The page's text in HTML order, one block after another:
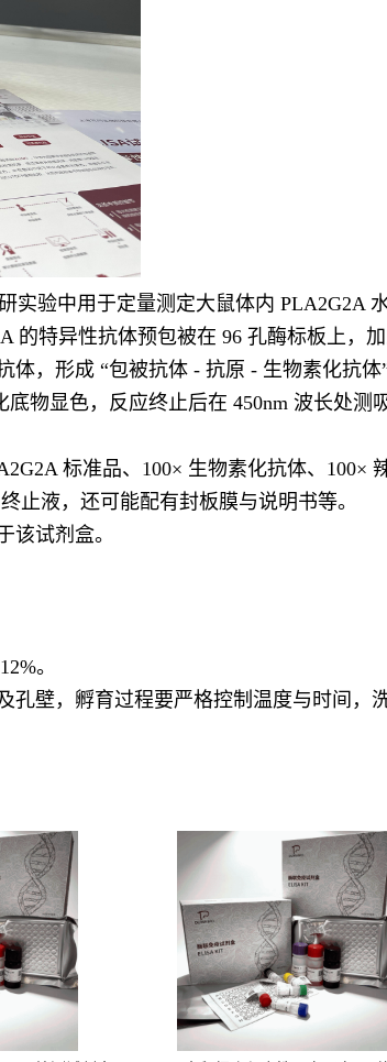
验中用于定量测定大鼠体内 PLA2G2A
的特异性抗体预包被在 96 孔酶标板上，
，形成 “包被抗体 - 抗原 - 生物素化抗
物显色，反应终止后在 450nm 波长处测
标准品、100× 生物素化抗体、100×
止液，还可能配有封板膜与说明书等。
该试剂盒。
。
壁，孵育过程要严格控制温度与时间，